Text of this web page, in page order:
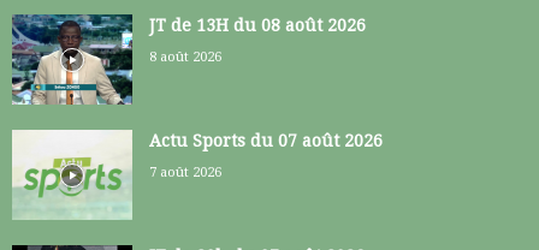
JT de 13H du 08 août 2026
8 août 2026
Actu Sports du 07 août 2026
7 août 2026